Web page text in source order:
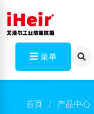
菜单
首页 产品中心